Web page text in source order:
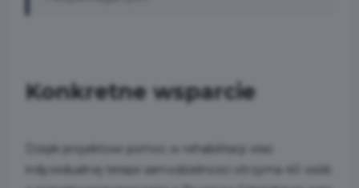
Konkretne wsparcie
Dzięki projektowi pomoc w rehabilitacji oraz
indywidualnej terapii samodzielności otrzyma 40 osób